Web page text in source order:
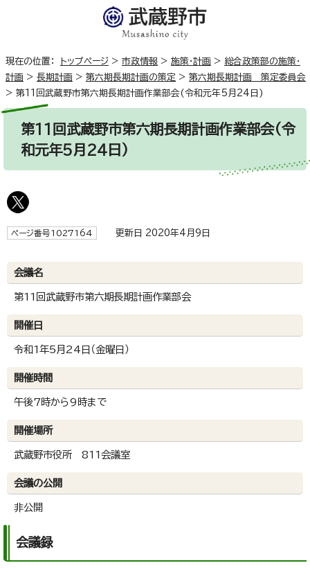
現在の位置： トップページ > 市政情報 > 施策・計画 > 総合政策部の施策・
計画 > 長期計画 > 第六期長期計画の策定 > 第六期長期計画 策定委員会
> 第11回武蔵野市第六期長期計画作業部会(令和元年5月24日)
第11回武蔵野市第六期長期計画作業部会(令
和元年5月24日)
ページ番号1027164 更新日 2020年4月9日
会議名
第11回武蔵野市第六期長期計画作業部会
開催日
令和1年5月24日（金曜日）
開催時間
午後7時から9時まで
開催場所
武蔵野市役所 811会議室
会議の公開
非公開
会議録